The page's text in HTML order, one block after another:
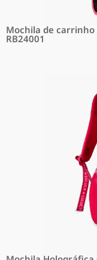
Mochila de carrinho
RB24001